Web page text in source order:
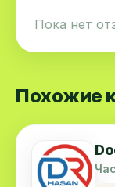
Пока нет
Похожие